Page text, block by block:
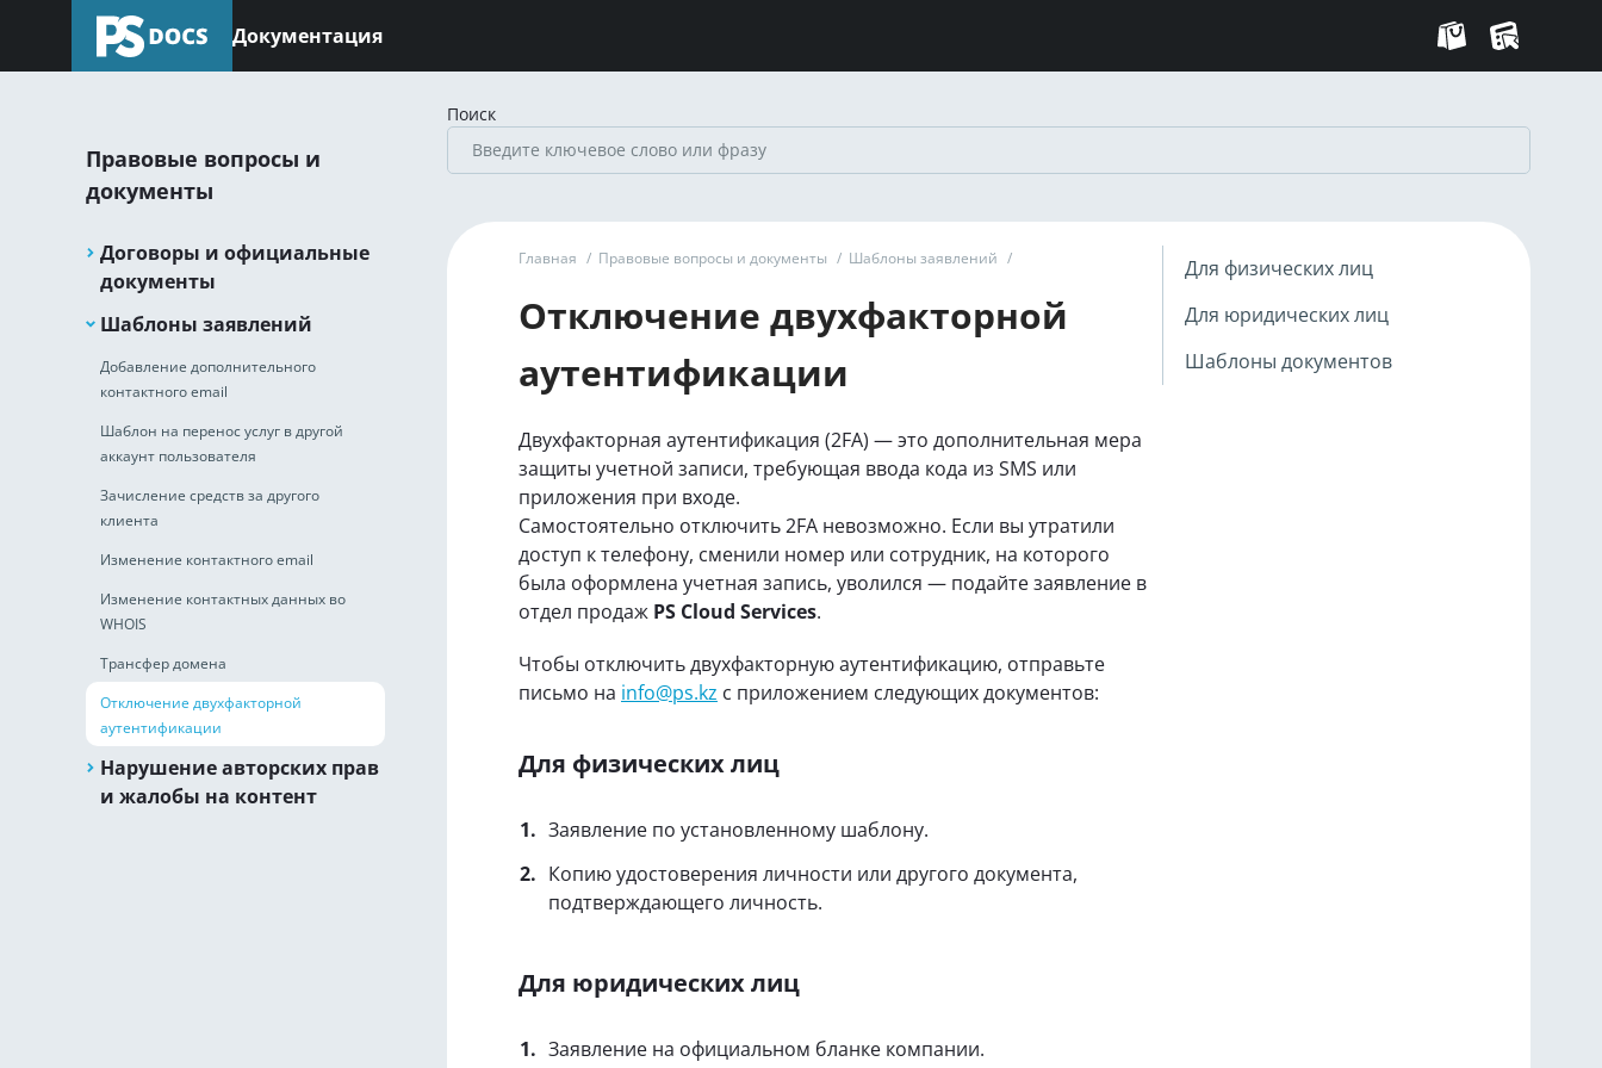
Документация
Правовые вопросы и
документы
Договоры и официальные
документы
Шаблоны заявлений
Добавление дополнительного
контактного email
Шаблон на перенос услуг в другой
аккаунт пользователя
Зачисление средств за другого
клиента
Изменение контактного email
Изменение контактных данных во
WHOIS
Трансфер домена
Отключение двухфакторной
аутентификации
Нарушение авторских прав
и жалобы на контент
Поиск
Главная / Правовые вопросы и документы / Шаблоны заявлений /
Отключение двухфакторной
аутентификации
Двухфакторная аутентификация (2FA) — это дополнительная мера
защиты учетной записи, требующая ввода кода из SMS или
приложения при входе.
Самостоятельно отключить 2FA невозможно. Если вы утратили
доступ к телефону, сменили номер или сотрудник, на которого
была оформлена учетная запись, уволился — подайте заявление в
отдел продаж PS Cloud Services.
Чтобы отключить двухфакторную аутентификацию, отправьте
письмо на info@ps.kz с приложением следующих документов:
Для физических лиц
Заявление по установленному шаблону.
Копию удостоверения личности или другого документа,
подтверждающего личность.
Для юридических лиц
Заявление на официальном бланке компании.
Для физических лиц
Для юридических лиц
Шаблоны документов